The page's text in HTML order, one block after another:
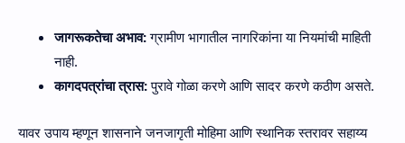
जागरूकतेचा अभाव:ग्रामीण भागातील नागरिकांना या नियमांची माहिती
नाही.
कागदपत्रांचा त्रास:पुरावे गोळा करणे आणि सादर करणे कठीण असते.
यावर उपाय म्हणून शासनाने जनजागृती मोहिमा आणि स्थानिक स्तरावर सहाय्य